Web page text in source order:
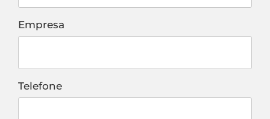
Empresa
Telefone